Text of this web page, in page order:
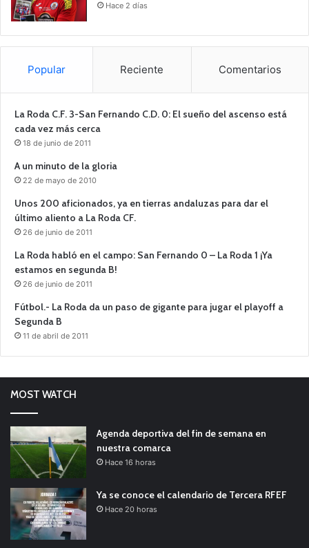
Hace 2 días
Popular Reciente Comentarios
La Roda C.F. 3-San Fernando C.D. 0: El sueño del ascenso está
cada vez más cerca
18 de junio de 2011
A un minuto de la gloria
22 de mayo de 2010
Unos 200 aficionados, ya en tierras andaluzas para dar el
último aliento a La Roda CF.
26 de junio de 2011
La Roda habló en el campo: San Fernando 0 – La Roda 1 ¡Ya
estamos en segunda B!
26 de junio de 2011
Fútbol.- La Roda da un paso de gigante para jugar el playoff a
Segunda B
11 de abril de 2011
MOST WATCH
Agenda deportiva del fin de semana en
nuestra comarca
Hace 16 horas
Ya se conoce el calendario de Tercera RFEF
Hace 20 horas